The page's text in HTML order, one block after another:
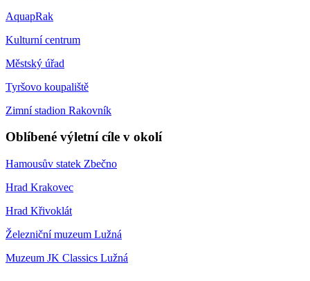
AquapRak
Kulturní centrum
Městský úřad
Tyršovo koupaliště
Zimní stadion Rakovník
Oblíbené výletní cíle v okolí
Hamousův statek Zbečno
Hrad Krakovec
Hrad Křivoklát
Železniční muzeum Lužná
Muzeum JK Classics Lužná